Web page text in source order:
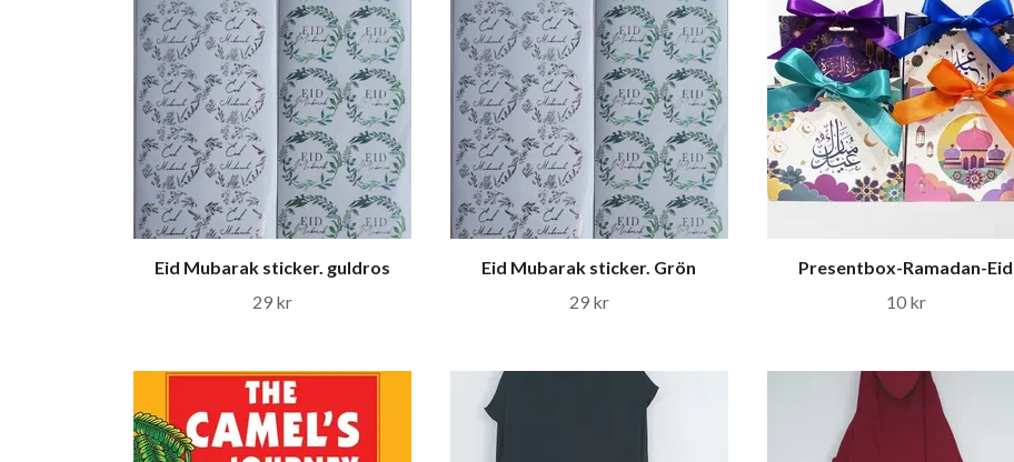
Eid Mubarak sticker. guldros
29 kr
Eid Mubarak sticker. Grön
29 kr
Presentbox-Ramadan-Eid
10 kr